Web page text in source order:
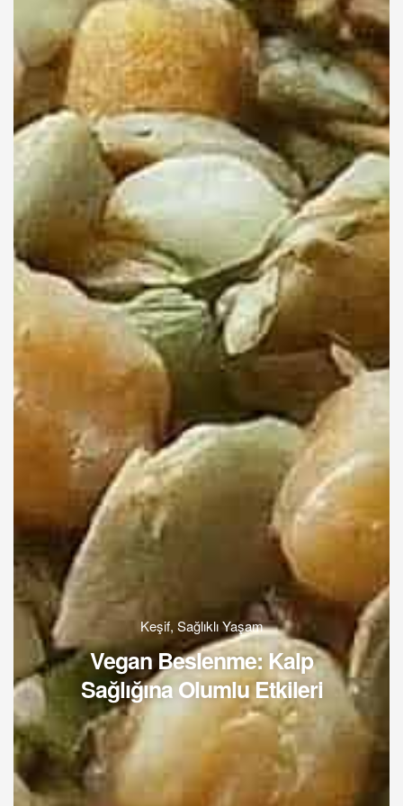
Keşif, Sağlıklı Yaşam
Vegan Beslenme: Kalp
Sağlığına Olumlu Etkileri